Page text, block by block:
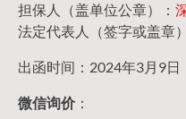
担保人（盖单位公章）：
法定代表人（签字或盖章
出函时间：2024年3月9日
微信询价：